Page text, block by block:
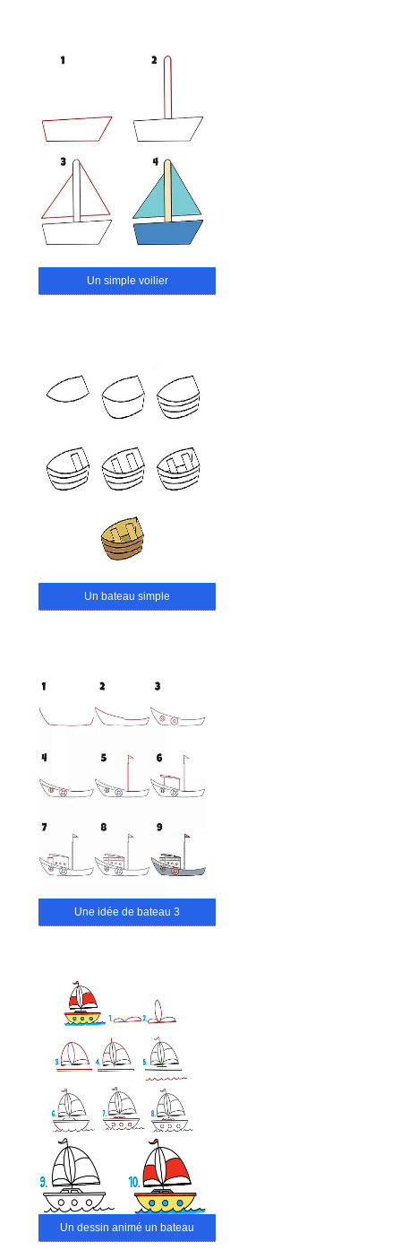
Un simple voilier
Un bateau simple
Une idée de bateau 3
Un dessin animé un bateau